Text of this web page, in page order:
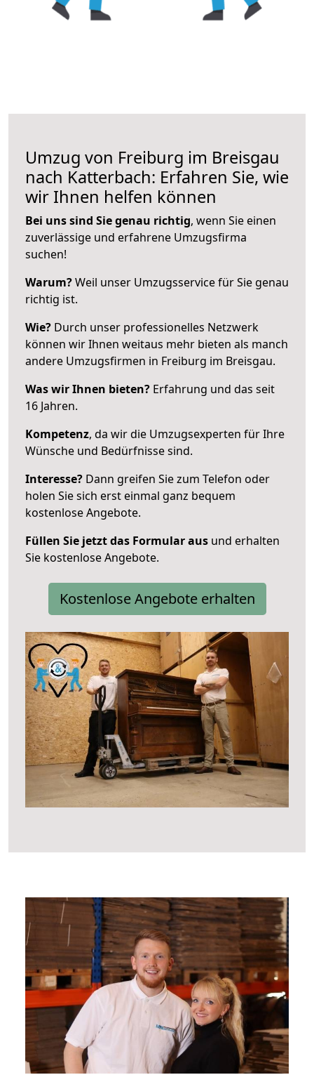
Umzug von Freiburg im Breisgau
nach Katterbach: Erfahren Sie, wie
wir Ihnen helfen können
Bei uns sind Sie genau richtig, wenn Sie einen
zuverlässige und erfahrene Umzugsfirma
suchen!
Warum?Weil unser Umzugsservice für Sie genau
richtig ist.
Wie? Durch unser professionelles Netzwerk
können wir Ihnen weitaus mehr bieten als manch
andere Umzugsfirmen in Freiburg im Breisgau.
Was wir Ihnen bieten? Erfahrung und das seit
16 Jahren.
Kompetenz, da wir die Umzugsexperten für Ihre
Wünsche und Bedürfnisse sind.
Interesse? Dann greifen Sie zum Telefon oder
holen Sie sich erst einmal ganz bequem
kostenlose Angebote.
Füllen Sie jetzt das Formular aus und erhalten
Sie kostenlose Angebote.
Kostenlose Angebote erhalten